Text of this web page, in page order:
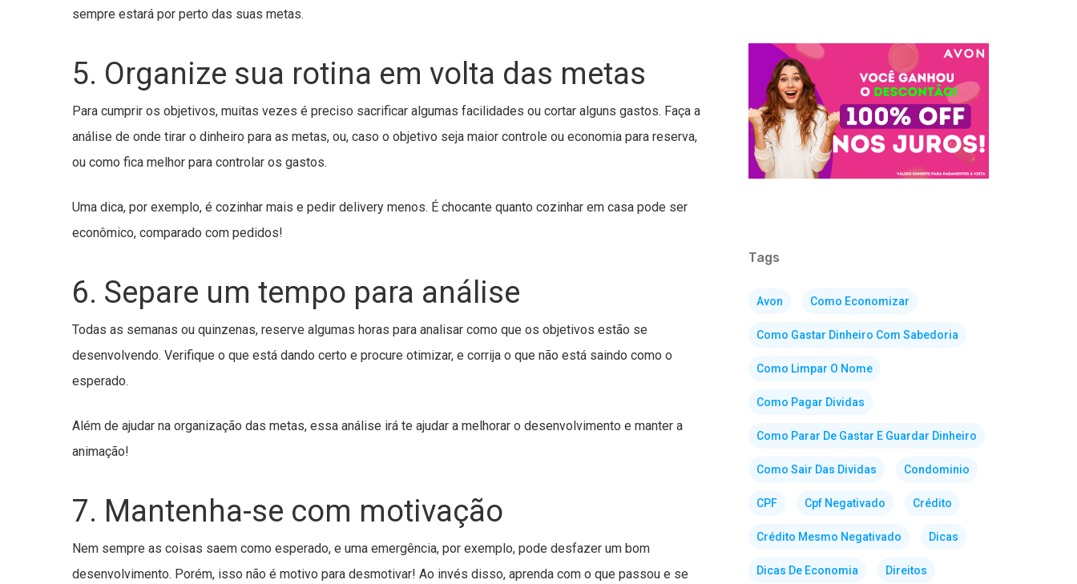
sempre estará por perto das suas metas.
5. Organize sua rotina em volta das metas
Para cumprir os objetivos, muitas vezes é preciso sacrificar algumas facilidades ou cortar alguns gastos. Faça a
análise de onde tirar o dinheiro para as metas, ou, caso o objetivo seja maior controle ou economia para reserva,
ou como fica melhor para controlar os gastos.
Uma dica, por exemplo, é cozinhar mais e pedir delivery menos. É chocante quanto cozinhar em casa pode ser
econômico, comparado com pedidos!
6. Separe um tempo para análise
Todas as semanas ou quinzenas, reserve algumas horas para analisar como que os objetivos estão se
desenvolvendo. Verifique o que está dando certo e procure otimizar, e corrija o que não está saindo como o
esperado.
Além de ajudar na organização das metas, essa análise irá te ajudar a melhorar o desenvolvimento e manter a
animação!
7. Mantenha-se com motivação
Nem sempre as coisas saem como esperado, e uma emergência, por exemplo, pode desfazer um bom
desenvolvimento. Porém, isso não é motivo para desmotivar! Ao invés disso, aprenda com o que passou e se
Tags
Avon Como Economizar
Como Gastar Dinheiro Com Sabedoria
Como Limpar O Nome
Como Pagar Dividas
Como Parar De Gastar E Guardar Dinheiro
Como Sair Das Dividas Condominio
CPF Cpf Negativado Crédito
Crédito Mesmo Negativado Dicas
Dicas De Economia Direitos